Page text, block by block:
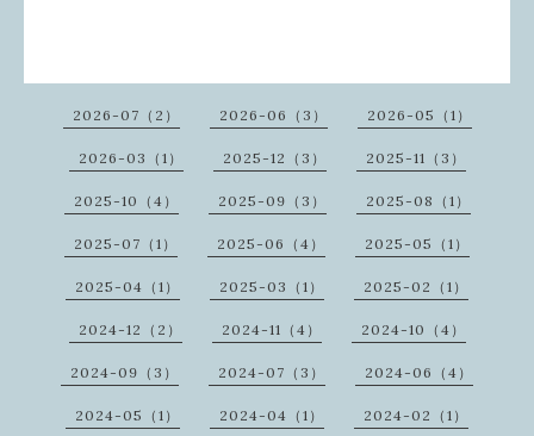
2026-07（2） 2026-06（3） 2026-05（1）
2026-03（1） 2025-12（3） 2025-11（3）
2025-10（4） 2025-09（3） 2025-08（1）
2025-07（1） 2025-06（4） 2025-05（1）
2025-04（1） 2025-03（1） 2025-02（1）
2024-12（2） 2024-11（4） 2024-10（4）
2024-09（3） 2024-07（3） 2024-06（4）
2024-05（1） 2024-04（1） 2024-02（1）